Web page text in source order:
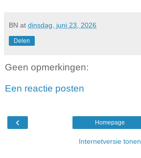
BN at dinsdag, juni 23, 2026
Delen
Geen opmerkingen:
Een reactie posten
‹ Homepage
Internetversie tonen